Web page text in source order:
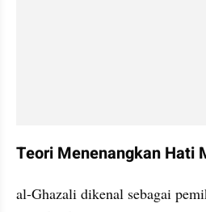
Teori Menenangkan Hati
al-Ghazali dikenal sebagai